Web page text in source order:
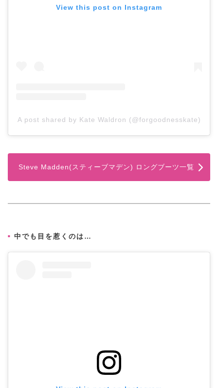
View this post on Instagram
A post shared by Kate Waldron (@forgoodnesskate)
Steve Madden(スティーブマデン) ロングブーツ一覧
中でも目を惹くのは…